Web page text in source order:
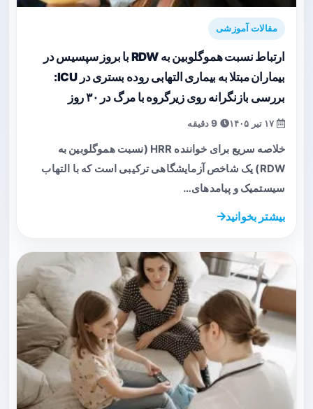
مقالات آموزشی
ارتباط نسبت هموگلوبین به RDW با بروز سپسیس در
بیماران مبتلا به بیماری التهابی روده بستری در ICU:
بررسی بازنگرانه روی زیرگروه با مرگ در ۳۰ روز
خلاصه سریع برای خواننده HRR (نسبت هموگلوبین به
RDW) یک شاخص آزمایشگاهی ترکیبی است که با التهاب
سیستمیک و پیامدهای…
بیشتر بخوانید